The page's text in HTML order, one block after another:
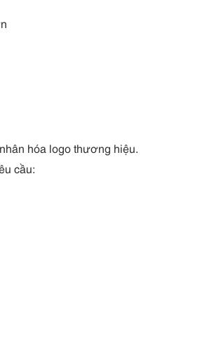
hóa logo thương hiệu.
cầu: